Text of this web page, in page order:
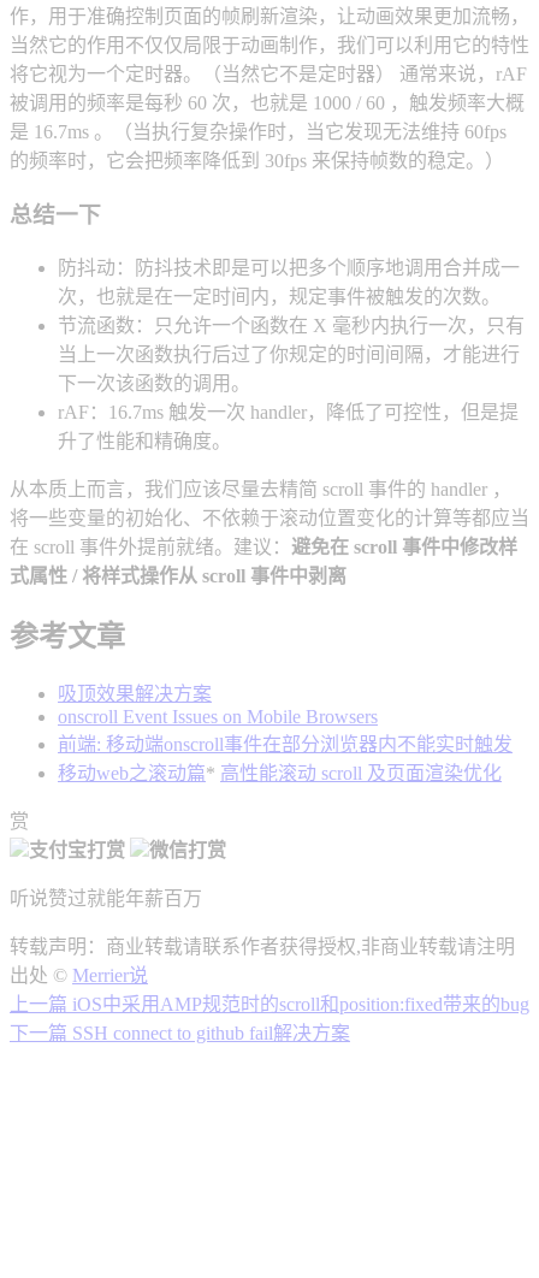
作，用于准确控制页面的帧刷新渲染，让动画效果更加流畅，
当然它的作用不仅仅局限于动画制作，我们可以利用它的特性
将它视为一个定时器。（当然它不是定时器） 通常来说，rAF
被调用的频率是每秒 60 次，也就是 1000 / 60 ，触发频率大概
是 16.7ms 。（当执行复杂操作时，当它发现无法维持 60fps
的频率时，它会把频率降低到 30fps 来保持帧数的稳定。）
总结一下
防抖动：防抖技术即是可以把多个顺序地调用合并成一
次，也就是在一定时间内，规定事件被触发的次数。
节流函数：只允许一个函数在 X 毫秒内执行一次，只有
当上一次函数执行后过了你规定的时间间隔，才能进行
下一次该函数的调用。
rAF：16.7ms 触发一次 handler，降低了可控性，但是提
升了性能和精确度。
从本质上而言，我们应该尽量去精简 scroll 事件的 handler ，
将一些变量的初始化、不依赖于滚动位置变化的计算等都应当
在 scroll 事件外提前就绪。建议： 避免在 scroll 事件中修改样
式属性 / 将样式操作从 scroll 事件中剥离
参考文章
吸顶效果解决方案
onscroll Event Issues on Mobile Browsers
前端: 移动端onscroll事件在部分浏览器内不能实时触发
移动web之滚动篇* 高性能滚动 scroll 及页面渲染优化
赏
支付宝打赏
微信打赏
听说赞过就能年薪百万
转载声明：商业转载请联系作者获得授权,非商业转载请注明
出处 © Merrier说
上一篇 iOS中采用AMP规范时的scroll和position:fixed带来的bug
下一篇 SSH connect to github fail解决方案